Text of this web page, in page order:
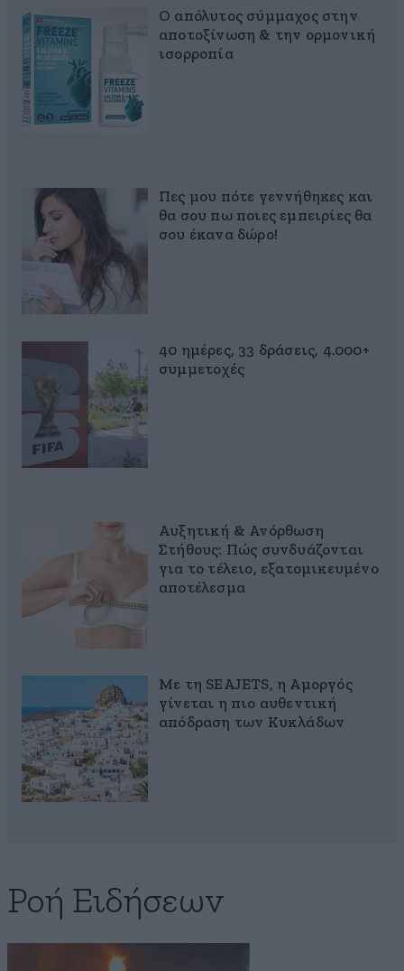
Ο απόλυτος σύμμαχος στην
αποτοξίνωση & την ορμονική
ισορροπία
Πες μου πότε γεννήθηκες και
θα σου πω ποιες εμπειρίες θα
σου έκανα δώρο!
40 ημέρες, 33 δράσεις, 4.000+
συμμετοχές
Αυξητική & Ανόρθωση
Στήθους: Πώς συνδυάζονται
για το τέλειο, εξατομικευμένο
αποτέλεσμα
Με τη SEAJETS, η Αμοργός
γίνεται η πιο αυθεντική
απόδραση των Κυκλάδων
Ροή Ειδήσεων